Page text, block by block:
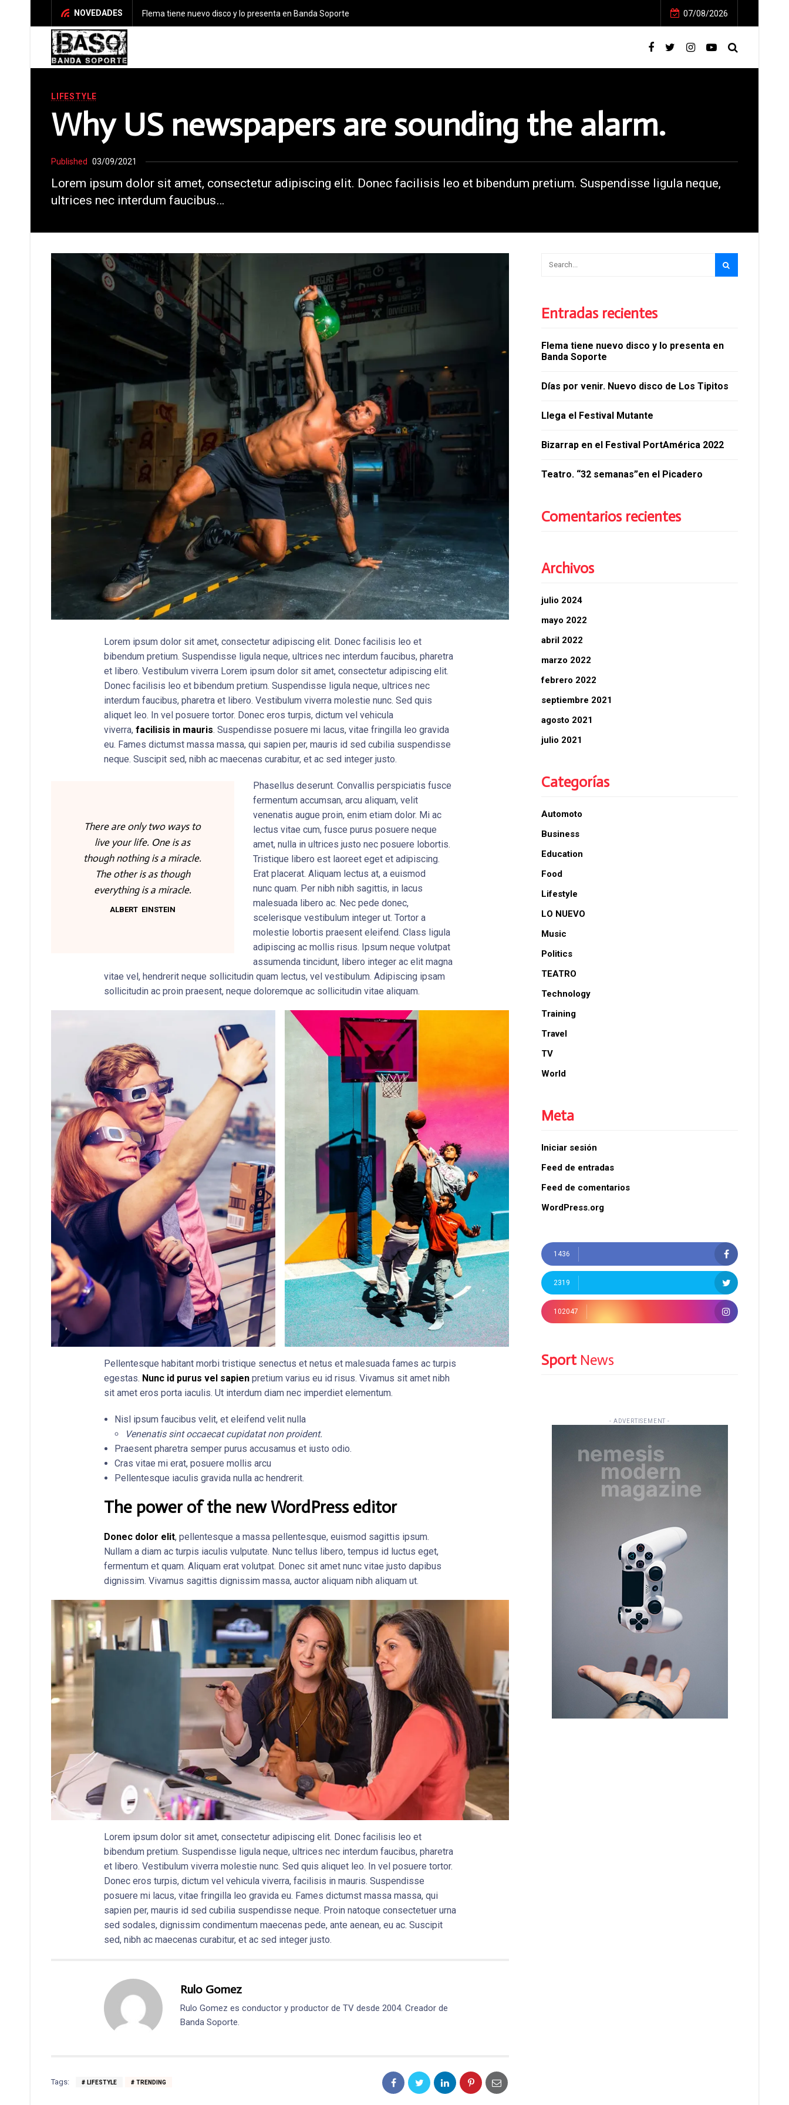
NOVEDADES Días por venir. Nuevo disco de Los Tipitos 07/08/2026
LIFESTYLE
Why US newspapers are sounding the alarm.
Published 03/09/2021
Lorem ipsum dolor sit amet, consectetur adipiscing elit. Donec facilisis leo et bibendum pretium. Suspendisse ligula neque,
ultrices nec interdum faucibus…
Lorem ipsum dolor sit amet, consectetur adipiscing elit. Donec facilisis leo et
bibendum pretium. Suspendisse ligula neque, ultrices nec interdum faucibus, pharetra
et libero. Vestibulum viverra Lorem ipsum dolor sit amet, consectetur adipiscing elit.
Donec facilisis leo et bibendum pretium. Suspendisse ligula neque, ultrices nec
interdum faucibus, pharetra et libero. Vestibulum viverra molestie nunc. Sed quis
aliquet leo. In vel posuere tortor. Donec eros turpis, dictum vel vehicula
viverra, facilisis in mauris. Suspendisse posuere mi lacus, vitae fringilla leo gravida
eu. Fames dictumst massa massa, qui sapien per, mauris id sed cubilia suspendisse
neque. Suscipit sed, nibh ac maecenas curabitur, et ac sed integer justo.
There are only two ways to
live your life. One is as
though nothing is a miracle.
The other is as though
everything is a miracle.
ALBERT EINSTEIN
Phasellus deserunt. Convallis perspiciatis fusce
fermentum accumsan, arcu aliquam, velit
venenatis augue proin, enim etiam dolor. Mi ac
lectus vitae cum, fusce purus posuere neque
amet, nulla in ultrices justo nec posuere lobortis.
Tristique libero est laoreet eget et adipiscing.
Erat placerat. Aliquam lectus at, a euismod
nunc quam. Per nibh nibh sagittis, in lacus
malesuada libero ac. Nec pede donec,
scelerisque vestibulum integer ut. Tortor a
molestie lobortis praesent eleifend. Class ligula
adipiscing ac mollis risus. Ipsum neque volutpat
assumenda tincidunt, libero integer ac elit magna
vitae vel, hendrerit neque sollicitudin quam lectus, vel vestibulum. Adipiscing ipsam
sollicitudin ac proin praesent, neque doloremque ac sollicitudin vitae aliquam.
Pellentesque habitant morbi tristique senectus et netus et malesuada fames ac turpis
egestas. Nunc id purus vel sapien pretium varius eu id risus. Vivamus sit amet nibh
sit amet eros porta iaculis. Ut interdum diam nec imperdiet elementum.
Nisl ipsum faucibus velit, et eleifend velit nulla
Venenatis sint occaecat cupidatat non proident.
Praesent pharetra semper purus accusamus et iusto odio.
Cras vitae mi erat, posuere mollis arcu
Pellentesque iaculis gravida nulla ac hendrerit.
The power of the new WordPress editor
Donec dolor elit, pellentesque a massa pellentesque, euismod sagittis ipsum.
Nullam a diam ac turpis iaculis vulputate. Nunc tellus libero, tempus id luctus eget,
fermentum et quam. Aliquam erat volutpat. Donec sit amet nunc vitae justo dapibus
dignissim. Vivamus sagittis dignissim massa, auctor aliquam nibh aliquam ut.
Lorem ipsum dolor sit amet, consectetur adipiscing elit. Donec facilisis leo et
bibendum pretium. Suspendisse ligula neque, ultrices nec interdum faucibus, pharetra
et libero. Vestibulum viverra molestie nunc. Sed quis aliquet leo. In vel posuere tortor.
Donec eros turpis, dictum vel vehicula viverra, facilisis in mauris. Suspendisse
posuere mi lacus, vitae fringilla leo gravida eu. Fames dictumst massa massa, qui
sapien per, mauris id sed cubilia suspendisse neque. Proin natoque consectetuer urna
sed sodales, dignissim condimentum maecenas pede, ante aenean, eu ac. Suscipit
sed, nibh ac maecenas curabitur, et ac sed integer justo.
Rulo Gomez
Rulo Gomez es conductor y productor de TV desde 2004. Creador de
Banda Soporte.
Tags: LIFESTYLE TRENDING
Entradas recientes
Flema tiene nuevo disco y lo presenta en
Banda Soporte
Días por venir. Nuevo disco de Los Tipitos
Llega el Festival Mutante
Bizarrap en el Festival PortAmérica 2022
Teatro. “32 semanas”en el Picadero
Comentarios recientes
Archivos
julio 2024
mayo 2022
abril 2022
marzo 2022
febrero 2022
septiembre 2021
agosto 2021
julio 2021
Categorías
Automoto
Business
Education
Food
Lifestyle
LO NUEVO
Music
Politics
TEATRO
Technology
Training
Travel
TV
World
Meta
Iniciar sesión
Feed de entradas
Feed de comentarios
WordPress.org
1436
2319
102047
Sport News
- ADVERTISEMENT -